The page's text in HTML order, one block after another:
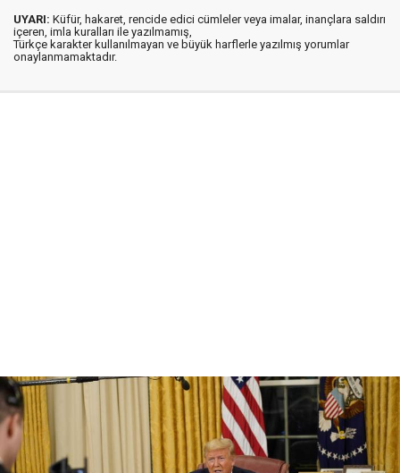
UYARI: Küfür, hakaret, rencide edici cümleler veya imalar, inançlara saldırı
içeren, imla kuralları ile yazılmamış,
Türkçe karakter kullanılmayan ve büyük harflerle yazılmış yorumlar
onaylanmamaktadır.